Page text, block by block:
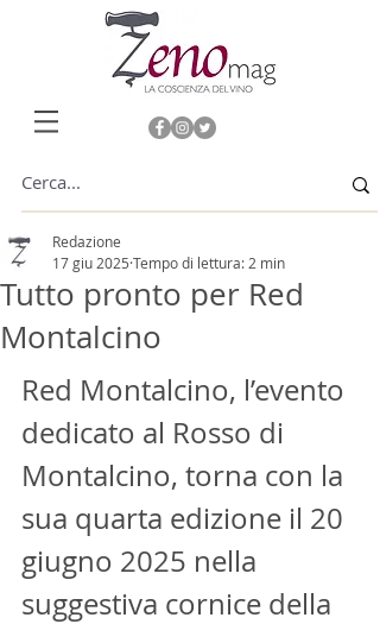
Tutto pronto per Red
Montalcino
Redazione
17 giu 2025 Tempo di lettura: 2 min
Red Montalcino, l’evento
dedicato al Rosso di
Montalcino, torna con la
sua quarta edizione il 20
giugno 2025 nella
suggestiva cornice della